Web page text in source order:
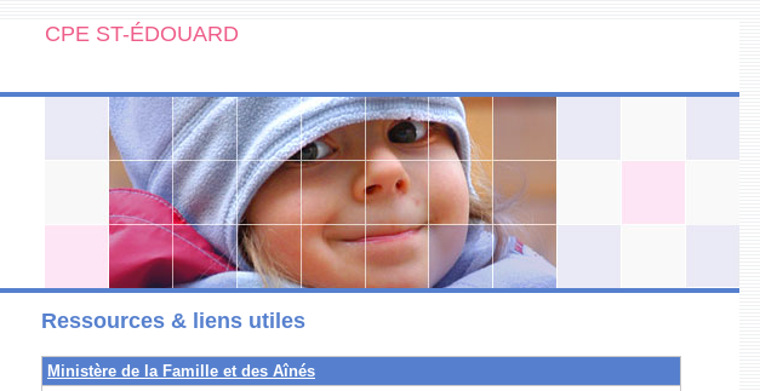
CPE ST-ÉDOUARD
Ressources & liens utiles
Ministère de la Famille et des Aînés